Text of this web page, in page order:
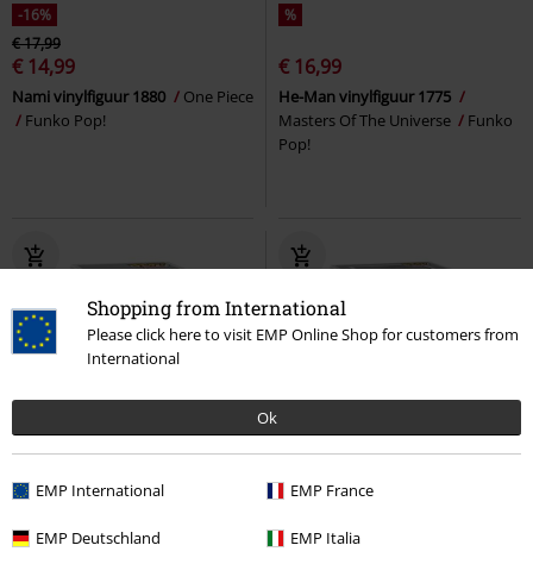
Shopping from International
Please click here to visit EMP Online Shop for customers from
International
Ok
EMP International EMP France
EMP Deutschland EMP Italia
-16%
€ 17,99
€ 14,99
Nami vinylfiguur 1880
One Piece
Funko Pop!
%
€ 16,99
He-Man vinylfiguur 1775
Masters Of The Universe
Funko
Pop!
Sanji vinylfiguur 1881
Frieren (Pop Deluxe) vinylfiguur